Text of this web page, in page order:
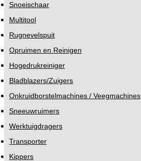
Snoeischaar
Multitool
Rugnevelspuit
Opruimen en Reinigen
Hogedrukreiniger
Bladblazers/Zuigers
Onkruidborstelmachines / Veegmachines
Sneeuwruimers
Werktuigdragers
Transporter
Kippers